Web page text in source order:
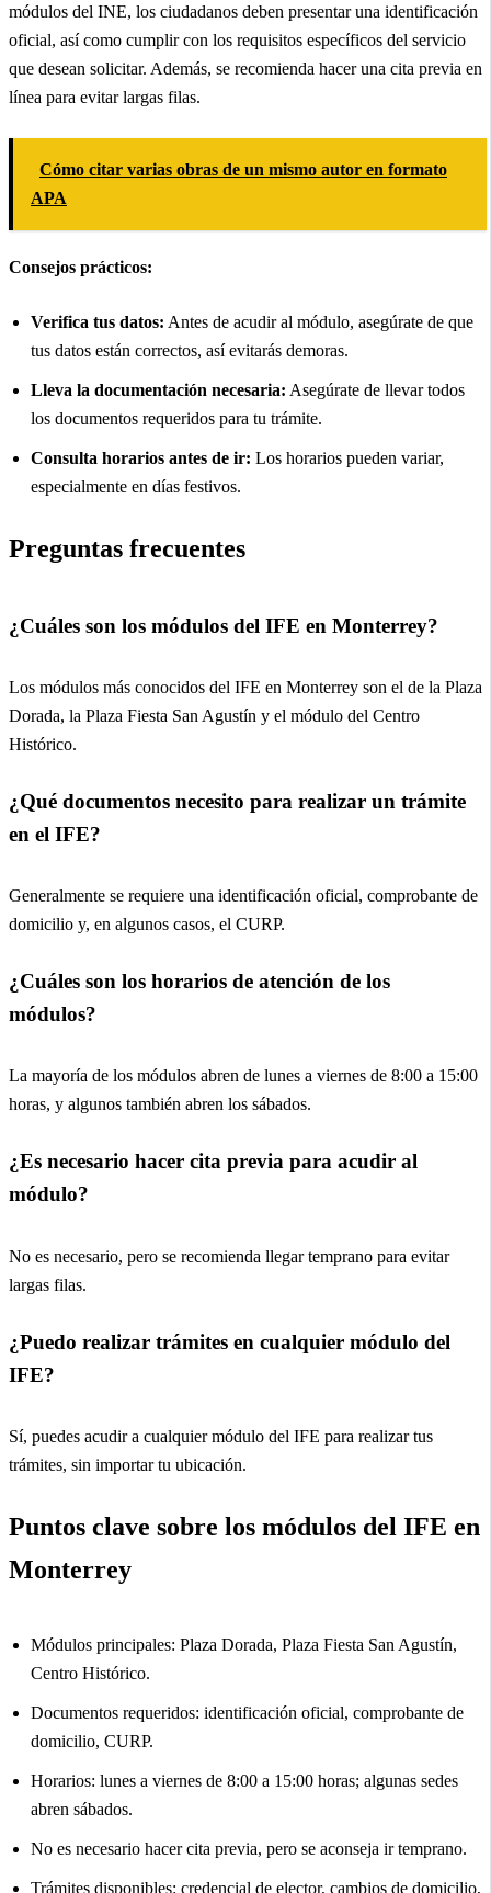
módulos del INE, los ciudadanos deben presentar una identificación
oficial, así como cumplir con los requisitos específicos del servicio
que desean solicitar. Además, se recomienda hacer una cita previa en
línea para evitar largas filas.
Cómo citar varias obras de un mismo autor en formato
APA
Consejos prácticos:
Verifica tus datos: Antes de acudir al módulo, asegúrate de que
tus datos están correctos, así evitarás demoras.
Lleva la documentación necesaria: Asegúrate de llevar todos
los documentos requeridos para tu trámite.
Consulta horarios antes de ir: Los horarios pueden variar,
especialmente en días festivos.
Preguntas frecuentes
¿Cuáles son los módulos del IFE en Monterrey?
Los módulos más conocidos del IFE en Monterrey son el de la Plaza
Dorada, la Plaza Fiesta San Agustín y el módulo del Centro
Histórico.
¿Qué documentos necesito para realizar un trámite
en el IFE?
Generalmente se requiere una identificación oficial, comprobante de
domicilio y, en algunos casos, el CURP.
¿Cuáles son los horarios de atención de los
módulos?
La mayoría de los módulos abren de lunes a viernes de 8:00 a 15:00
horas, y algunos también abren los sábados.
¿Es necesario hacer cita previa para acudir al
módulo?
No es necesario, pero se recomienda llegar temprano para evitar
largas filas.
¿Puedo realizar trámites en cualquier módulo del
IFE?
Sí, puedes acudir a cualquier módulo del IFE para realizar tus
trámites, sin importar tu ubicación.
Puntos clave sobre los módulos del IFE en
Monterrey
Módulos principales: Plaza Dorada, Plaza Fiesta San Agustín,
Centro Histórico.
Documentos requeridos: identificación oficial, comprobante de
domicilio, CURP.
Horarios: lunes a viernes de 8:00 a 15:00 horas; algunas sedes
abren sábados.
No es necesario hacer cita previa, pero se aconseja ir temprano.
Trámites disponibles: credencial de elector, cambios de domicilio,